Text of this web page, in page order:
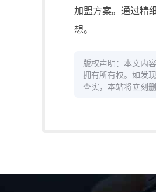
加盟方案。通过精
想。
版权声明：本文内
拥有所有权。如发
查实，本站将立刻删